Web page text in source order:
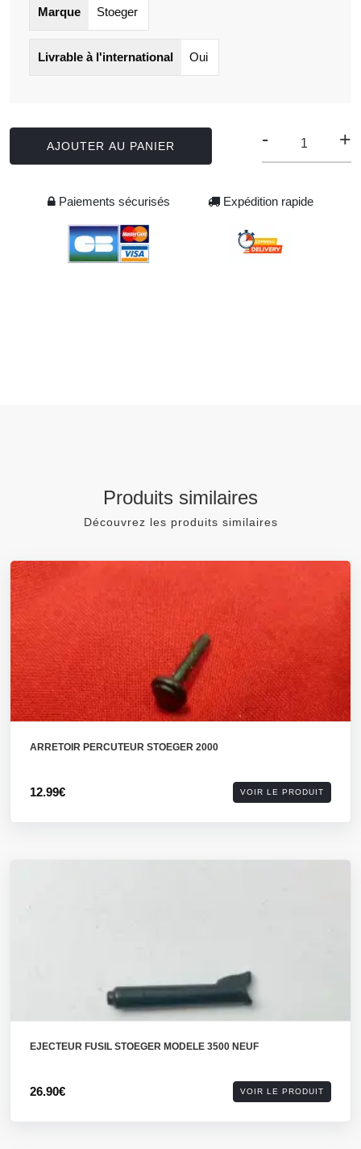
Marque Stoeger
Livrable à l'international Oui
AJOUTER AU PANIER - +
Paiements sécurisés Expédition rapide
Produits similaires
Découvrez les produits similaires
ARRETOIR PERCUTEUR STOEGER 2000
12.99€ VOIR LE PRODUIT
EJECTEUR FUSIL STOEGER MODELE 3500 NEUF
26.90€ VOIR LE PRODUIT